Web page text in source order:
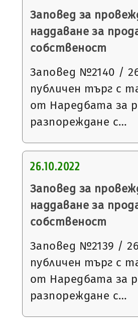
Заповед за
наддаване за
собственост
Заповед №2140 /
публичен търг с
от Наредбата за
разпореждане с…
26.10.2022
Заповед за
наддаване за
собственост
Заповед №2139 /
публичен търг с
от Наредбата за
разпореждане с…